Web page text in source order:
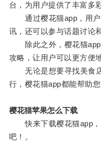
台，为用户提供了丰富多
通过樱花猫app，用户
讯，还可以参与话题讨论
除此之外，樱花猫app
攻略，让用户可以更方便
无论是想要寻找美食店
行，樱花猫app都能帮助您
樱花猫苹果怎么下载
快来下载樱花猫app，
吧！。